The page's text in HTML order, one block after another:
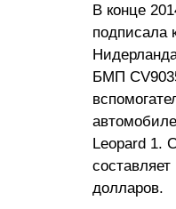
В конце
подписала
БМП
Leopard 1.
долларов.